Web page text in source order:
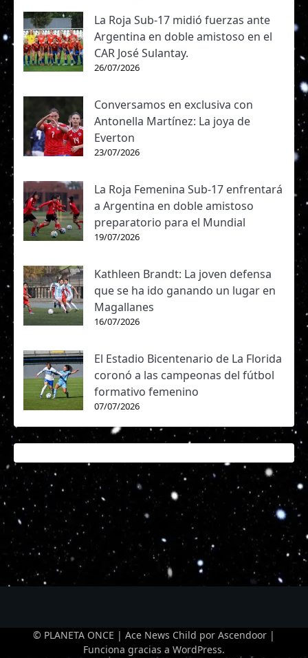
La Roja Sub-17 midió fuerzas ante
Argentina en doble amistoso en el
CAR José Sulantay.
26/07/2026
Conversamos en exclusiva con
Antonella Martínez: La joya de
Everton
23/07/2026
La Roja Femenina Sub-17 enfrentará
a Argentina en doble amistoso
preparatorio para el Mundial
19/07/2026
Kathleen Brandt: La joven defensa
que se ha ido ganando un lugar en
Magallanes
16/07/2026
El Estadio Bicentenario de La Florida
coronó a las campeonas del fútbol
formativo femenino
07/07/2026
© PLANETA ONCE | Ace News Child por Ascendoor |
Funciona gracias a WordPress.